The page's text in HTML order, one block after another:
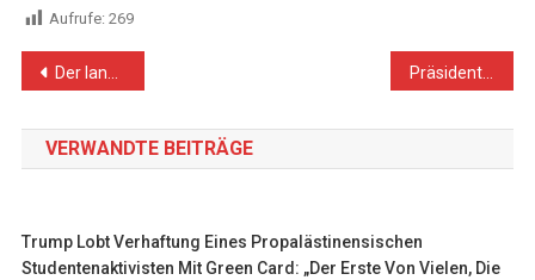
Aufrufe: 269
Beitragsnavigation
Der lange Schatten von Israels Arm in Europa Präsident Mahmoud Abbas: Keine Wahlen ohne Jerusalem
VERWANDTE BEITRÄGE
Trump Lobt Verhaftung Eines Propalästinensischen
Studentenaktivisten Mit Green Card: „Der Erste Von Vielen, Die